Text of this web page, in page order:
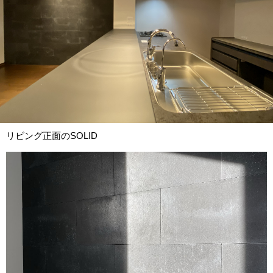
リビング正面のSOLID